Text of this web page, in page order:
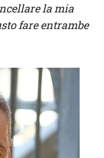
la mia
fare entrambe